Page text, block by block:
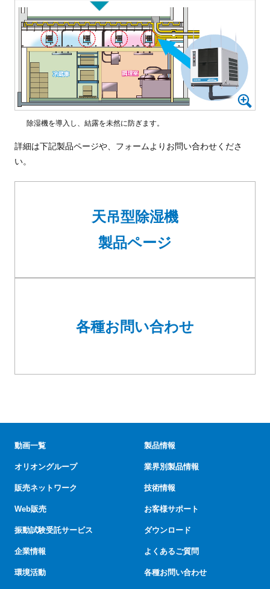
除湿機を導入し、結露を未然に防ぎます。
詳細は下記製品ページや、フォームよりお問い合わせくださ
い。
天吊型除湿機
製品ページ
各種お問い合わせ
動画一覧
オリオングループ
販売ネットワーク
Web販売
振動試験受託サービス
企業情報
環境活動
製品情報
業界別製品情報
技術情報
お客様サポート
ダウンロード
よくあるご質問
各種お問い合わせ